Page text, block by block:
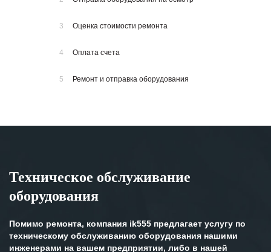
3 Оценка стоимости ремонта
4 Оплата счета
5 Ремонт и отправка оборудования
Техническое обслуживание
оборудования
Помимо ремонта, компания ik555 предлагает услугу по
техническому обслуживанию оборудования нашими
инженерами на вашем предприятии, либо в нашей